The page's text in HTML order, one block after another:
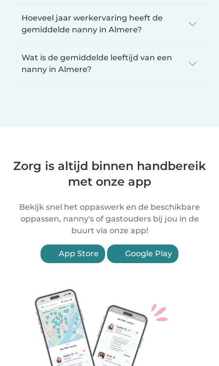
Hoeveel jaar werkervaring heeft de
gemiddelde nanny in Almere?
Wat is de gemiddelde leeftijd van een
nanny in Almere?
Zorg is altijd binnen handbereik
met onze app
Bekijk snel het oppaswerk en de beschikbare
oppassen, nanny's of gastouders bij jou in de
buurt via onze app!
App Store Google Play